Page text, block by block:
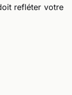
refléter votre